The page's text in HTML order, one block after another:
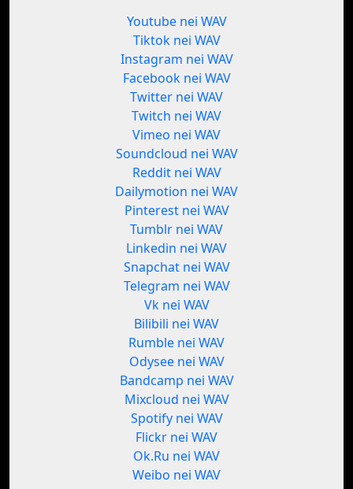
Youtube nei WAV
Tiktok nei WAV
Instagram nei WAV
Facebook nei WAV
Twitter nei WAV
Twitch nei WAV
Vimeo nei WAV
Soundcloud nei WAV
Reddit nei WAV
Dailymotion nei WAV
Pinterest nei WAV
Tumblr nei WAV
Linkedin nei WAV
Snapchat nei WAV
Telegram nei WAV
Vk nei WAV
Bilibili nei WAV
Rumble nei WAV
Odysee nei WAV
Bandcamp nei WAV
Mixcloud nei WAV
Spotify nei WAV
Flickr nei WAV
Ok.Ru nei WAV
Weibo nei WAV